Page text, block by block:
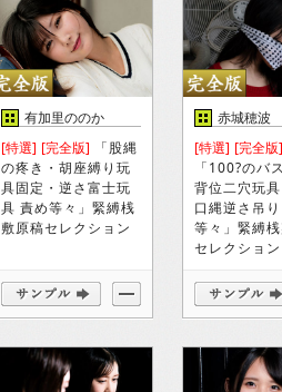
有加里ののか
[特選] [完全版] 「股縄
の疼き・胡座縛り玩
具固定・逆さ富士玩
具 責め等々」緊縛桟
敷原稿セレクション
赤城穂波
[特選] [完全版]
「100?のバ
背位二穴玩
口縄逆さ吊
等々」緊縛
セレクション